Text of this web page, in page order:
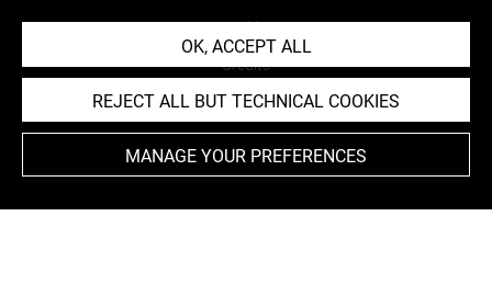
Cookies
Credits
Accessibility : non compliant
OK, ACCEPT ALL
REJECT ALL BUT TECHNICAL COOKIES
MANAGE YOUR PREFERENCES